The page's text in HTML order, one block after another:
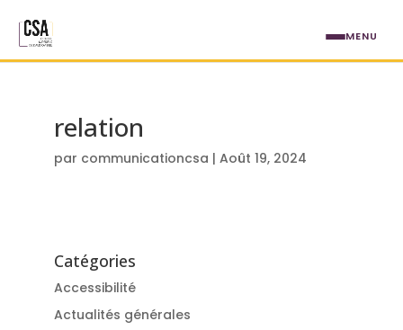
relation
par communicationcsa | Août 19, 2024
Catégories
Accessibilité
Actualités générales
MENU